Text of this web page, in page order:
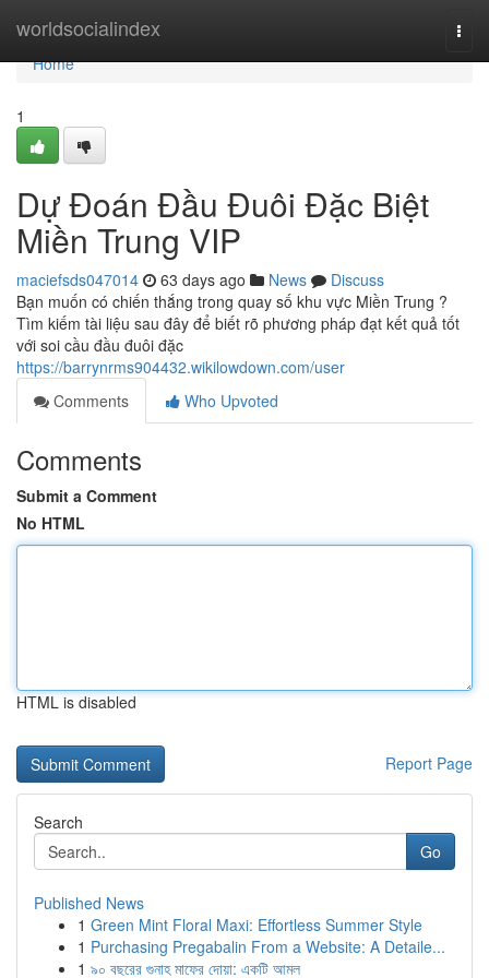
worldsocialindex
Home
Home
1
Dự Đoán Đầu Đuôi Đặc Biệt
Miền Trung VIP
maciefsds047014 63 days ago News
Discuss
Bạn muốn có chiến thắng trong quay số khu vực Miền Trung ?
Tìm kiếm tài liệu sau đây để biết rõ phương pháp đạt kết quả tốt
với soi cầu đầu đuôi đặc
https://barrynrms904432.wikilowdown.com/user
Comments
Who Upvoted
Comments
Submit a Comment
No HTML
HTML is disabled
Report Page
Search
Go
Published News
1 Green Mint Floral Maxi: Effortless Summer Style
1 Purchasing Pregabalin From a Website: A Detaile...
1 ৯০ বছরের গুনাহ মাফের দোয়া: একটি আমল